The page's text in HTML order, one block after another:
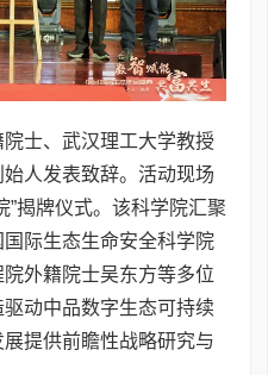
士、武汉理工大学教授
人发表致辞。活动现场
”揭牌仪式。该科学院汇聚
际生态生命安全科学院
外籍院士吴东方等多位
动中品数字生态可持续
提供前瞻性战略研究与